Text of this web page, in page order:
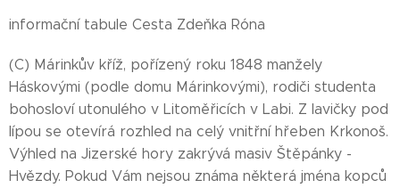
informační tabule Cesta Zdeňka Róna
(C) Márinkův kříž, pořízený roku 1848 manžely
Háskovými (podle domu Márinkovými), rodiči studenta
bohosloví utonulého v Litoměřicích v Labi. Z lavičky pod
lípou se otevírá rozhled na celý vnitřní hřeben Krkonoš.
Výhled na Jizerské hory zakrývá masiv Štěpánky -
Hvězdy. Pokud Vám nejsou známa některá jména kopců